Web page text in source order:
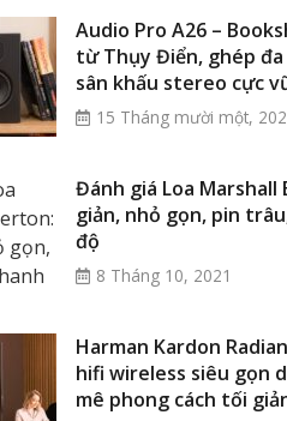
Audio Pro A26 –
từ Thụy Điển, ghép đa
sân khấu stereo cực
15 Tháng mười một,
Đánh giá Loa
giản, nhỏ gọn, pin
độ
8 Tháng 10, 2021
Harman Kardon
hifi wireless siêu gọn
mê phong cách tối